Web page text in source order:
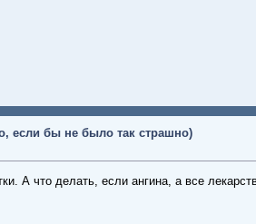
если бы не было так страшно)
А что делать, если ангина, а все